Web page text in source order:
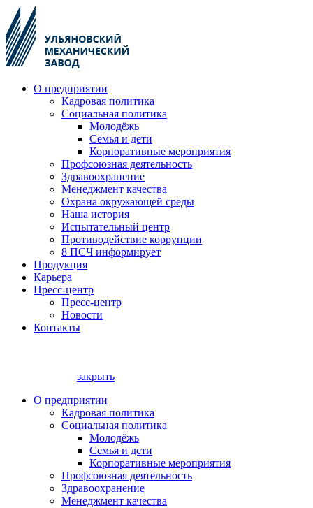
О предприятии
Кадровая политика
Социальная политика
Молодёжь
Семья и дети
Корпоративные мероприятия
Профсоюзная деятельность
Здравоохранение
Менеджмент качества
Охрана окружающей среды
Наша история
Испытательный центр
Противодействие коррупции
8 ПСЧ информирует
Продукция
Карьера
Пресс-центр
Пресс-центр
Новости
Контакты
закрыть
О предприятии
Кадровая политика
Социальная политика
Молодёжь
Семья и дети
Корпоративные мероприятия
Профсоюзная деятельность
Здравоохранение
Менеджмент качества